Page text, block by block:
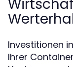
Investitionen
Ihrer